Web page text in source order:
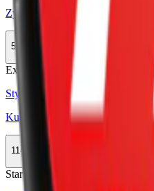
Zyn Black Cherry Slim 3
5-pack
137,90 kr
Extra Stark
Styrka Extra Stark · Slim
Kuma Cherry Ultra Strong
11-pack
209 kr
Köp
Stark